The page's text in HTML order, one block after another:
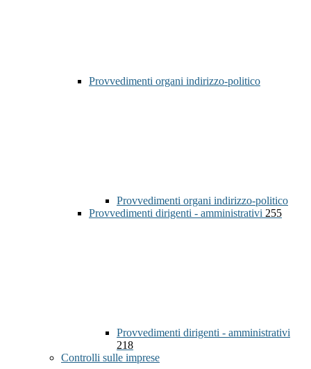
Provvedimenti organi indirizzo-politico
Provvedimenti organi indirizzo-politico
Provvedimenti dirigenti - amministrativi 255
Provvedimenti dirigenti - amministrativi
218
Controlli sulle imprese